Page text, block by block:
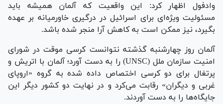
وادفول اظهار کرد: این واقعیت که آلمان همیشه باید
مسئولیت ویژه‌ای برای اسرائیل در درگیری خاورمیانه بر عهده
بگیرد، نیز ممکن است به کاهش آرا منجر شده باشد.
آلمان روز چهارشنبه گذشته نتوانست کرسی موقت در شورای
امنیت سازمان ملل (UNSC) را به دست آورد؛ آلمان با اتریش و
پرتغال برای دو کرسی اختصاص داده شده به گروه «اروپای
غربی و دیگران» رقابت می‌کرد و در نهایت دو کشور دیگر این
جایگاه‌ها را به دست آوردند.